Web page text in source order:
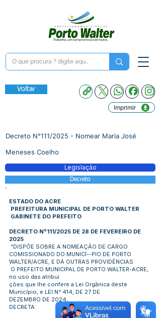
Voltar
Imprimir
Decreto N°111/2025 - Nomear Maria José
Meneses Coelho
Legislação
Decreto
ESTADO DO ACRE
PREFEITURA MUNICIPAL DE PORTO WALTER
GABINETE DO PREFEITO
DECRETO Nº111/2025 DE 28 DE FEVEREIRO DE
2025
“DISPÕE SOBRE A NOMEAÇÃO DE CARGO
COMISSIONADO DO MUNICÍ--PIO DE PORTO
WALTER/ACRE, E DÁ OUTRAS PROVIDÊNCIAS
O PREFEITO MUNICIPAL DE PORTO WALTER-ACRE,
no uso das atribui
ções que lhe confere a Lei Orgânica deste
Município, e LEI N° 414, DE 27 DE
DEZEMBRO DE 2024,
DECRETA: